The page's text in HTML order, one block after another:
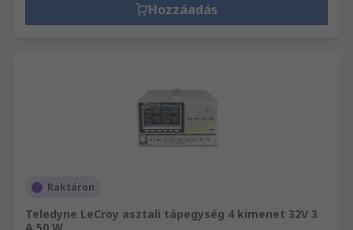
Hozzáadás
Raktáron
Teledyne LeCroy asztali tápegység 4 kimenet 32V 3